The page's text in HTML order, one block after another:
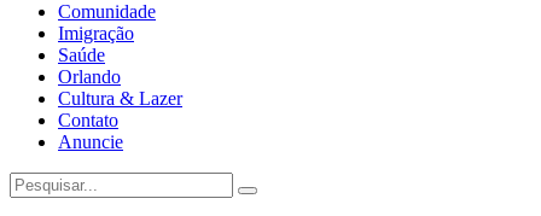
Comunidade
Imigração
Saúde
Orlando
Cultura & Lazer
Contato
Anuncie